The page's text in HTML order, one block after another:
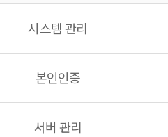
시스템 관리
본인인증
서버 관리